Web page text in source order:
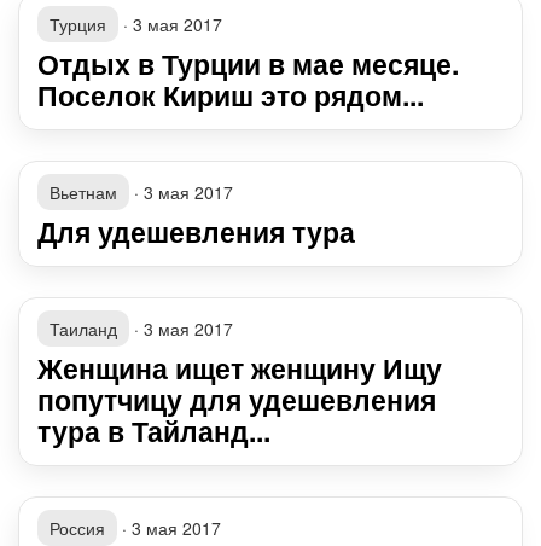
Турция · 3 мая 2017
Отдых в Турции в мае месяце.
Поселок Кириш это рядом...
Вьетнам · 3 мая 2017
Для удешевления тура
Таиланд · 3 мая 2017
Женщина ищет женщину Ищу
попутчицу для удешевления
тура в Тайланд...
Россия · 3 мая 2017